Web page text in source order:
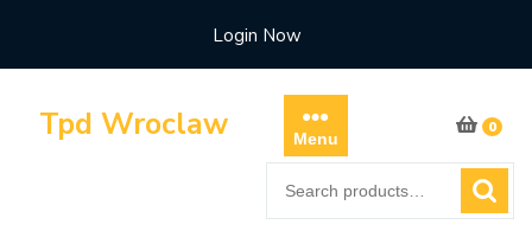
content
Login Now
Tpd Wroclaw Menu
0
for: